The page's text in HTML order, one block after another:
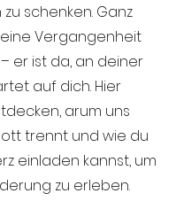
schenken. Ganz
Vergangenheit
er ist da, an deiner
auf dich. Hier
arum uns
trennt und wie du
einladen kannst, um
zu erleben.